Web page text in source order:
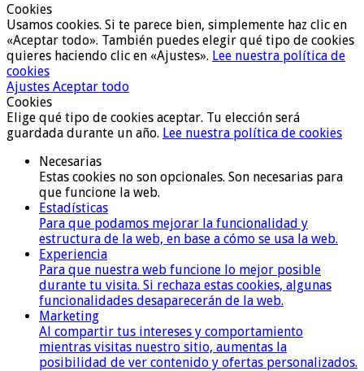
Cookies
Usamos cookies. Si te parece bien, simplemente haz clic en
«Aceptar todo». También puedes elegir qué tipo de cookies
quieres haciendo clic en «Ajustes». Lee nuestra política de
cookies
Ajustes Aceptar todo
Cookies
Elige qué tipo de cookies aceptar. Tu elección será
guardada durante un año. Lee nuestra política de cookies
Necesarias
Estas cookies no son opcionales. Son necesarias para
que funcione la web.
Estadísticas
Para que podamos mejorar la funcionalidad y
estructura de la web, en base a cómo se usa la web.
Experiencia
Para que nuestra web funcione lo mejor posible
durante tu visita. Si rechaza estas cookies, algunas
funcionalidades desaparecerán de la web.
Marketing
Al compartir tus intereses y comportamiento
mientras visitas nuestro sitio, aumentas la
posibilidad de ver contenido y ofertas personalizados.